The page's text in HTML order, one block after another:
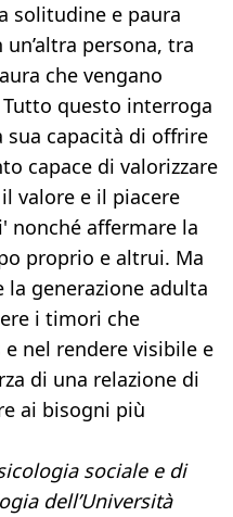
solitudine e paura
persona, tra
che vengano
questo interroga
sua capacità di offrire
capace di valorizzare
valore e il piacere
nonché affermare la
proprio e altrui. Ma
la generazione adulta
i timori che
nel rendere visibile e
di una relazione di
ai bisogni più
sociale e di
dell’Università